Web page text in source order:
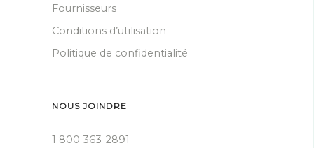
Fournisseurs
Conditions d’utilisation
Politique de confidentialité
NOUS JOINDRE
1 800 363-2891